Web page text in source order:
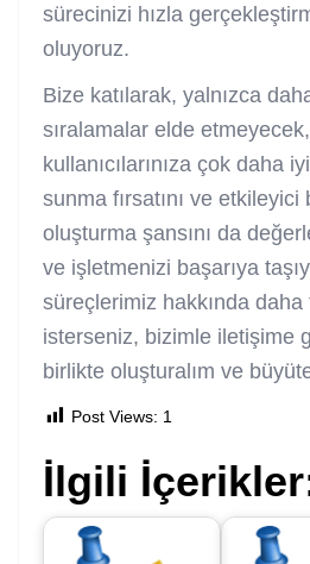
sürecinizi hızla
oluyoruz.
Bize katılarak, yalnızca
sıralamalar elde
kullanıcılarınıza çok daha
sunma fırsatını ve
oluşturma şansını da
ve işletmenizi başarıya
süreçlerimiz hakkında
isterseniz, bizimle iletişime
birlikte oluşturalım ve
Post Views: 1
İlgili